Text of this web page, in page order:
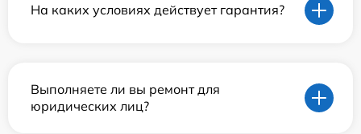
На каких условиях действует гарантия?
Выполняете ли вы ремонт для
юридических лиц?